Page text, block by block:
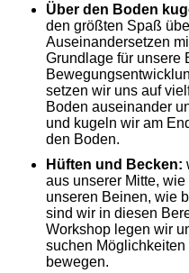
Über den Boden
den größten Spaß
Auseinandersetzen
Grundlage für unsere
setzen wir uns auf
Boden auseinander
und kugeln wir am
den Boden.
Hüften und Becken:
aus unserer Mitte,
unseren Beinen, wie
sind wir in diesen
Workshop legen wir
suchen
bewegen.